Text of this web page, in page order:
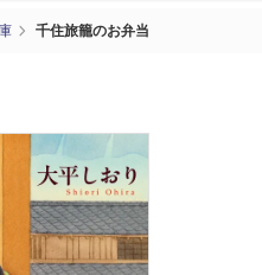
千住旅籠のお弁当